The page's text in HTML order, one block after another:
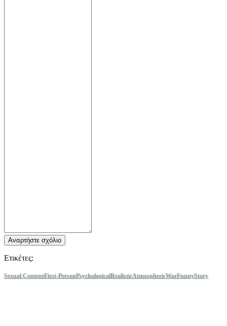
Αναρτήστε σχόλιο
Ετικέτες:
Sexual ContentFirst-PersonPsychologicalRealisticAtmosphericWarFunnyStory